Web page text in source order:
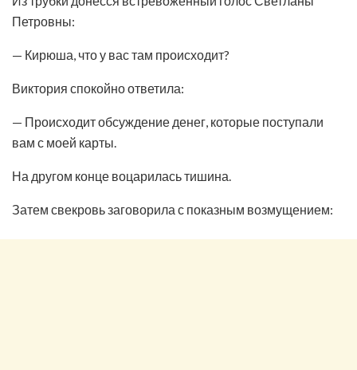
Петровны:
— Кирюша, что у вас там происходит?
Виктория спокойно ответила:
— Происходит обсуждение денег, которые поступали
вам с моей карты.
На другом конце воцарилась тишина.
Затем свекровь заговорила с показным возмущением: